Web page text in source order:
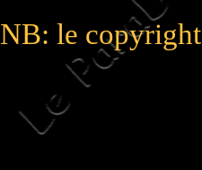
NB: le